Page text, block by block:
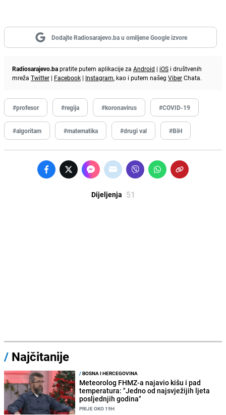
Dodajte Radiosarajevo.ba u omiljene Google izvore
Radiosarajevo.bapratite putem aplikacije za Android | iOS i društvenih
mreža Twitter | Facebook | Instagram, kao i putem našeg ViberChata.
#profesor #regija #koronavirus #COVID-19
#algoritam #matematika #drugi val #BiH
Dijeljenja 51
/ Najčitanije
/BOSNA I HERCEGOVINA
Meteorolog FHMZ-a najavio kišu i pad
temperatura: "Jedno od najsvježijih ljeta
posljednjih godina"
PRIJE OKO 19H